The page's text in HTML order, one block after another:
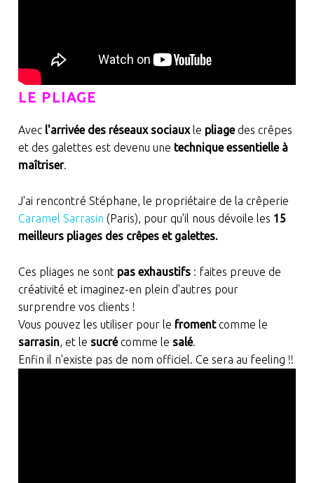
LE PLIAGE
Avec l'arrivée des réseaux sociauxle pliagedes crêpes
et des galettes est devenu une technique essentielle à
maîtriser.
J'ai rencontré Stéphane, le propriétaire de la crêperie
Caramel Sarrasin (Paris), pour qu'il nous dévoile les 15
meilleurs pliages des crêpes et galettes.
Ces pliages ne sont pas exhaustifs: faites preuve de
créativité et imaginez-en plein d'autres pour
surprendre vos clients !
Vous pouvez les utiliser pour le fromentcomme le
sarrasin, et le sucrécomme le salé.
Enfin il n'existe pas de nom officiel. Ce sera au feeling !!